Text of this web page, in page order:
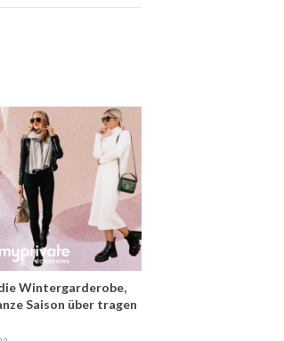
Wintergarderobe,
Saison über tragen